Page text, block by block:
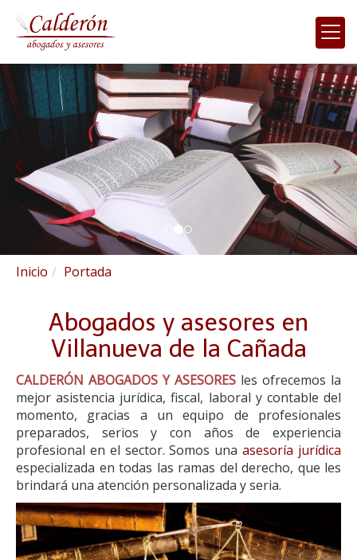
prev
Abogados y asesores
Inicio Portada
Abogados y asesores en
Villanueva de la Cañada
CALDERÓN ABOGADOS Y ASESORES les ofrecemos la
mejor asistencia jurídica, fiscal, laboral y contable del
momento, gracias a un equipo de profesionales
preparados, serios y con años de experiencia
profesional en el sector. Somos unaasesoría jurídica
especializada en todas las ramas del derecho, que les
brindará una atención personalizada y seria.